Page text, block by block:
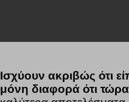
Ισχύουν ακριβώς ότι
μόνη διαφορά ότι